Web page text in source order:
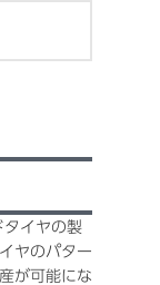
タイヤの製
ヤのパター
が可能にな